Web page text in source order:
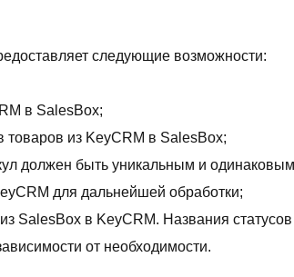
следующие возможности:
в SalesBox;
товаров из KeyCRM в SalesBox;
должен быть уникальным и
для дальнейшей обработки;
SalesBox в KeyCRM. Названия
от необходимости.